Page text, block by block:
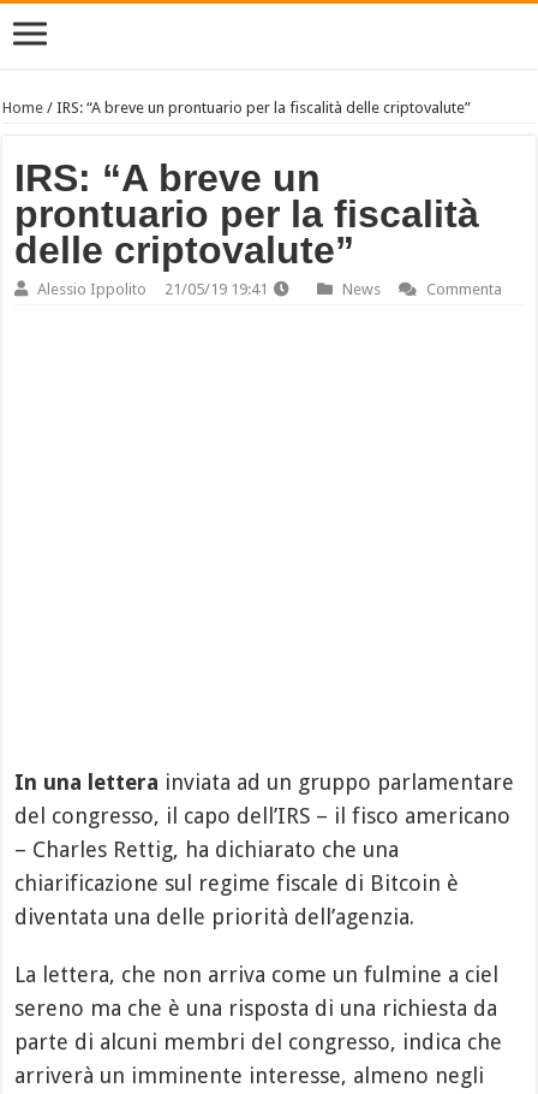
Home /IRS: “A breve un prontuario per la fiscalità delle criptovalute”
IRS: “A breve un
prontuario per la fiscalità
delle criptovalute”
Alessio Ippolito 21/05/19 19:41 News Commenta
In una lettera inviata ad un gruppo parlamentare
del congresso, il capo dell’IRS – il fisco americano
– Charles Rettig, ha dichiarato che una
chiarificazione sul regime fiscale di Bitcoin è
diventata una delle priorità dell’agenzia.
La lettera, che non arriva come un fulmine a ciel
sereno ma che è una risposta di una richiesta da
parte di alcuni membri del congresso, indica che
arriverà un imminente interesse, almeno negli